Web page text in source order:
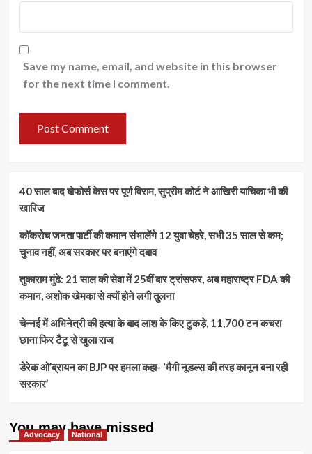
Save my name, email, and website in this browser
for the next time I comment.
40 साल बाद बोफोर्स केस पर पूर्ण विराम, सुप्रीम कोर्ट ने आखिरी याचिका भी की
खारिज
कॉकरोच जनता पार्टी की कमान संभालेंगे 12 युवा चेहरे, सभी 35 साल से कम;
चुनाव नहीं, अब सरकार पर बनाएंगे दबाव
तुकाराम मुंढे: 21 साल की सेवा में 25वीं बार ट्रांसफर, अब महाराष्ट्र FDA की
कमान, अशोक खेमका से क्यों होने लगी तुलना
चेन्नई में अभिनेत्री की हत्या के बाद लाश के किए टुकड़े, 11,700 टन कचरा
छाना फिर टैटू से खुला राज
डेरेक ओ’ब्रायन का BJP पर हमला कहा- ‘मैगी नूडल्स की तरह कानून बना रही
सरकार’
You may have missed
Advocacy National